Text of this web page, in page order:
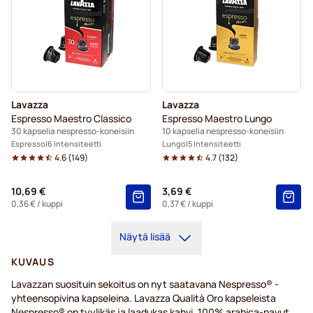
Lavazza
Espresso Maestro Classico
30 kapselia nespresso-koneisiin
Espresso 6 Intensiteetti
4.6(149)
10,69 €
0,36 €/ kuppi
Lavazza
Espresso Maestro Lungo
10 kapselia nespresso-koneisiin
Lungo 5 Intensiteetti
4.7(132)
3,69 €
0,37 €/ kuppi
Näytä lisää
KUVAUS
Lavazzan suosituin sekoitus on nyt saatavana Nespresso® -
yhteensopivina kapseleina. Lavazza Qualità Oro kapseleista